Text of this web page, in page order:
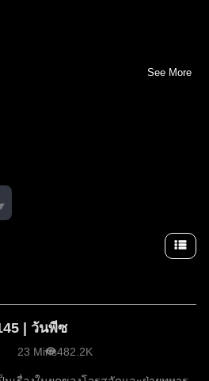
See More
| วันพีซ
23 Mins482.2K